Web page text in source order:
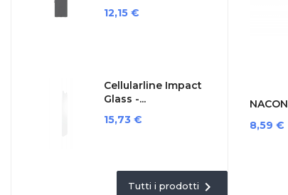
Prezzo
12,15 €
Cellularline Impact
Glass -...
Prezzo
15,73 €
Tutti i prodotti 
NACON
Prezzo
8,59 €